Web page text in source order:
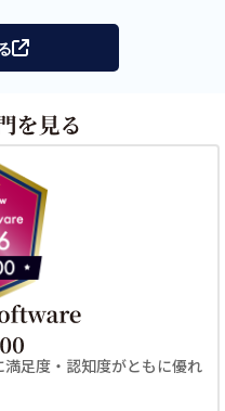
足度・認知度がともに優れ